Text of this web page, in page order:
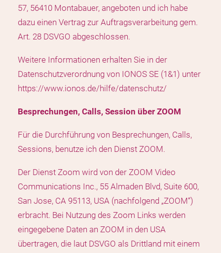
57, 56410 Montabauer, angeboten und ich habe
dazu einen Vertrag zur Auftragsverarbeitung gem.
Art. 28 DSVGO abgeschlossen.
Weitere Informationen erhalten Sie in der
Datenschutzverordnung von IONOS SE (1&1) unter
https://www.ionos.de/hilfe/datenschutz/
Besprechungen, Calls, Session über ZOOM
Für die Durchführung von Besprechungen, Calls,
Sessions, benutze ich den Dienst ZOOM.
Der Dienst Zoom wird von der ZOOM Video
Communications Inc., 55 Almaden Blvd, Suite 600,
San Jose, CA 95113, USA (nachfolgend „ZOOM“)
erbracht. Bei Nutzung des Zoom Links werden
eingegebene Daten an ZOOM in den USA
übertragen, die laut DSVGO als Drittland mit einem